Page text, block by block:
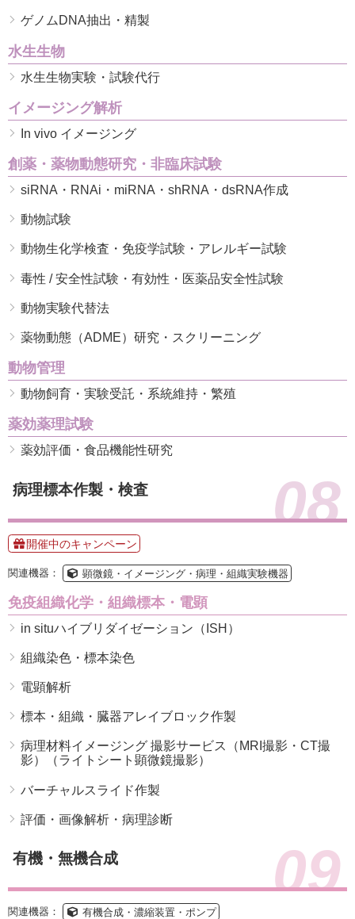
ゲノムDNA抽出・精製
水生生物
水生生物実験・試験代行
イメージング解析
In vivo イメージング
創薬・薬物動態研究・非臨床試験
siRNA・RNAi・miRNA・shRNA・dsRNA作成
動物試験
動物生化学検査・免疫学試験・アレルギー試験
毒性 / 安全性試験・有効性・医薬品安全性試験
動物実験代替法
薬物動態（ADME）研究・スクリーニング
動物管理
動物飼育・実験受託・系統維持・繁殖
薬効薬理試験
薬効評価・食品機能性研究
病理標本作製・検査 08
開催中のキャンペーン
関連機器： 顕微鏡・イメージング・病理・組織実験機器
免疫組織化学・組織標本・電顕
in situハイブリダイゼーション（ISH）
組織染色・標本染色
電顕解析
標本・組織・臓器アレイブロック作製
病理材料イメージング 撮影サービス（MRI撮影・CT撮
影）（ライトシート顕微鏡撮影）
バーチャルスライド作製
評価・画像解析・病理診断
有機・無機合成 09
関連機器： 有機合成・濃縮装置・ポンプ